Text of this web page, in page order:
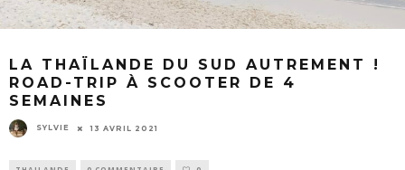
LA THAÏLANDE DU SUD AUTREMENT !
ROAD-TRIP À SCOOTER DE 4
SEMAINES
SYLVIE 13 AVRIL 2021